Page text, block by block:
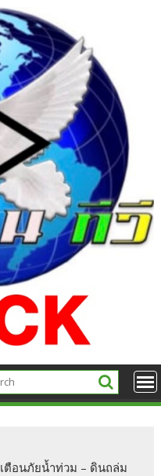
ตือนภัยน้ำท่วม – ดินถล่ม